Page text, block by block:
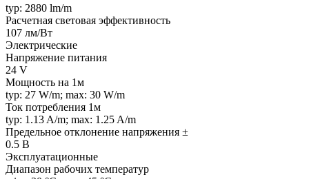
typ: 2880 lm/m
Расчетная световая эффективность
107 лм/Вт
Электрические
Напряжение питания
24 V
Мощность на 1м
typ: 27 W/m; max: 30 W/m
Ток потребления 1м
typ: 1.13 A/m; max: 1.25 A/m
Предельное отклонение напряжения ±
0.5 В
Эксплуатационные
Диапазон рабочих температур